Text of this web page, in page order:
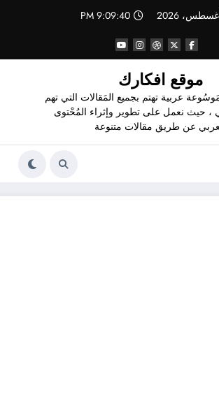
9:09:41 PM
موقع افكارك
عربية تهتم بجميع المَقالات التي تهم
، حيث نعمل على تطوير وإثراء المُحْتوى
عن طريق مقالات متنوعة